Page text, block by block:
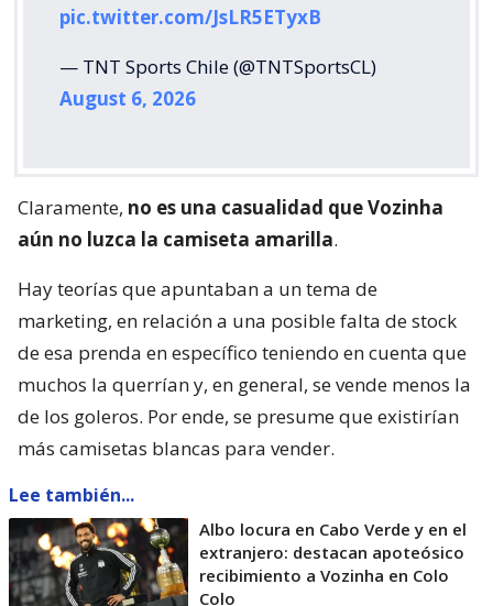
pic.twitter.com/JsLR5ETyxB
— TNT Sports Chile (@TNTSportsCL)
August 6, 2026
Claramente, no es una casualidad que Vozinha
aún no luzca la camiseta amarilla.
Hay teorías que apuntaban a un tema de
marketing, en relación a una posible falta de stock
de esa prenda en específico teniendo en cuenta que
muchos la querrían y, en general, se vende menos la
de los goleros. Por ende, se presume que existirían
más camisetas blancas para vender.
Lee también...
Albo locura en Cabo Verde y en el
extranjero: destacan apoteósico
recibimiento a Vozinha en Colo
Colo